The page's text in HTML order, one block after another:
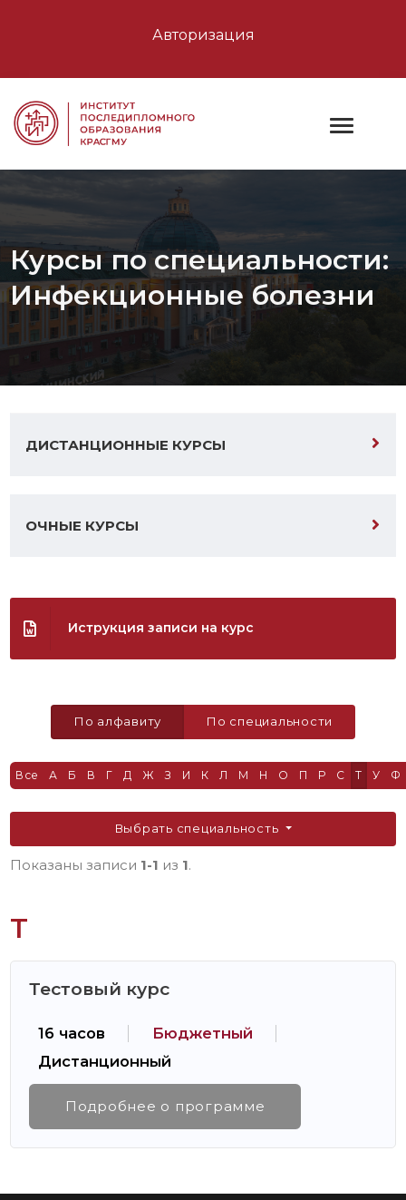
Авторизация
Курсы по специальности:
Инфекционные болезни
ДИСТАНЦИОННЫЕ КУРСЫ
ОЧНЫЕ КУРСЫ
Иструкция записи на курс
По алфавиту По специальности
Все А Б В Г Д Ж З И К Л М Н О П Р С Т У Ф
Выбрать специальность
Показаны записи 1-1 из 1.
Т
Тестовый курс
16 часов
Бюджетный
Дистанционный
Подробнее о программе